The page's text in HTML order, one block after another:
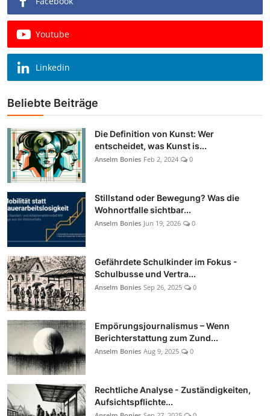
Youtube
Linkedin
Beliebte Beiträge
Die Definition von Kunst: Wer
entscheidet, was Kunst is...
Anselm Bonies Feb 2, 2024 0
Stillstand oder Bewegung? Was die
Wohnortfalle sichtbar...
Anselm Bonies Jun 19, 2026 0
Gefährdete Schulkinder im Fokus -
Schulbusse und Vertra...
Anselm Bonies Sep 26, 2025 0
Empörungsjournalismus – Wenn
Berichterstattung zum Zund...
Anselm Bonies Aug 9, 2025 0
Rechtliche Analyse - Zuständigkeiten,
Aufsichtspflichte...